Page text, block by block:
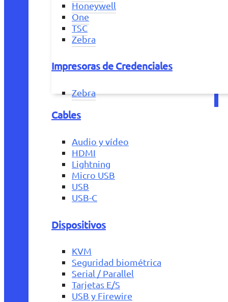
Honeywell
One
TSC
Zebra
Impresoras de Credenciales
Zebra
Cables
Audio y vídeo
HDMI
Lightning
Micro USB
USB
USB-C
Dispositivos
KVM
Seguridad biométrica
Serial / Parallel
Tarjetas E/S
USB y Firewire